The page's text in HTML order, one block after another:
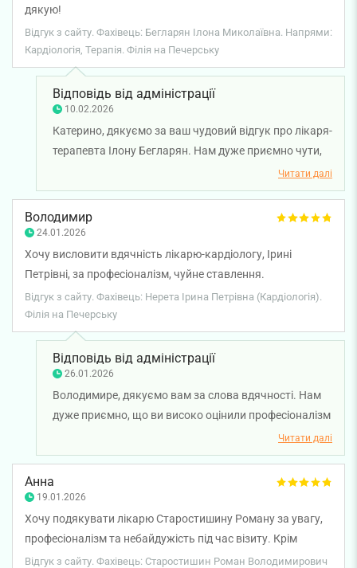
дякую!
Відгук з сайту. Фахівець: Бегларян Ілона Миколаївна. Напрями:
Кардіологія, Терапія. Філія на Печерську
Відповідь від адміністрації
10.02.2026
Катерино, дякуємо за ваш чудовий відгук про лікаря-
терапевта Ілону Бегларян. Нам дуже приємно чути,
що лікар доступно пояснила всі рекомендації та
підібрала необхідне лікування. Бажаємо вам міцного
Читати далі
Володимир
24.01.2026
Хочу висловити вдячність лікарю-кардіологу, Ірині
Петрівні, за професіоналізм, чуйне ставлення.
Відгук з сайту. Фахівець: Нерета Ірина Петрівна (Кардіологія).
Філія на Печерську
Відповідь від адміністрації
26.01.2026
Володимире, дякуємо вам за слова вдячності. Нам
дуже приємно, що ви високо оцінили професіоналізм
та уважне ставлення лікаря-кардіолога Ірини
Нерети. Бажаємо вам міцного здоров’я!
Читати далі
Анна
19.01.2026
Хочу подякувати лікарю Старостишину Роману за увагу,
професіоналізм та небайдужість під час візиту. Крім
кваліфікованої консультації, я отримала ще й позитивне
Відгук з сайту. Фахівець: Старостишин Роман Володимирович